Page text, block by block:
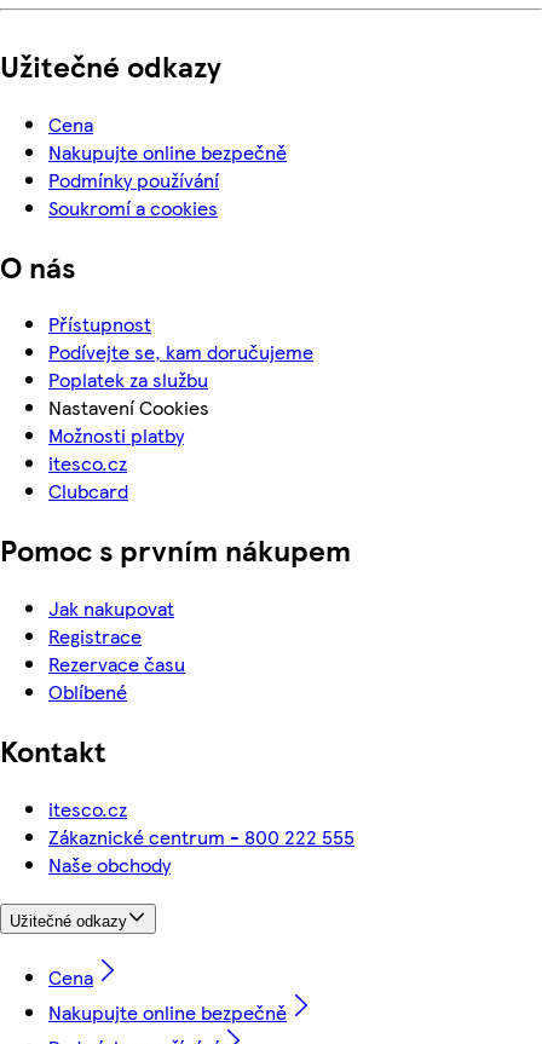
Užitečné odkazy
Cena
Nakupujte online bezpečně
Podmínky používání
Soukromí a cookies
O nás
Přístupnost
Podívejte se, kam doručujeme
Poplatek za službu
Nastavení Cookies
Možnosti platby
itesco.cz
Clubcard
Pomoc s prvním nákupem
Jak nakupovat
Registrace
Rezervace času
Oblíbené
Kontakt
itesco.cz
Zákaznické centrum - 800 222 555
Naše obchody
Užitečné odkazy
Cena
Nakupujte online bezpečně